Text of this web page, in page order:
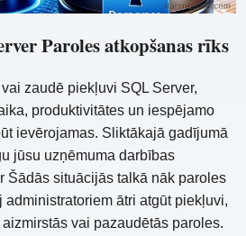
Paroles atkopšanas rīks
zaudē piekļuvi SQL Server,
produktivitātes un iespējamo
ievērojamas. Sliktākajā gadījumā
jūsu uzņēmuma darbības
Šādās situācijās talkā nāk paroles
ātri atgūt piekļuvi,
vai pazaudētās paroles.